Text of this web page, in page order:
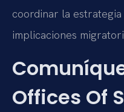
coordinar la
implicaciones
Offices Of